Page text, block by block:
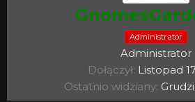
Administrator
Administrator
Dołączył Listopad
Ostatnio widziany